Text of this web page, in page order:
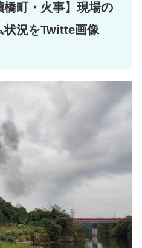
橋町・火事】現場の
状況をTwitte画像